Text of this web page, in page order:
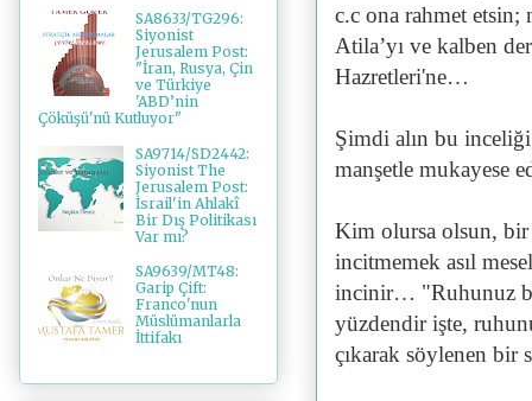
c.c ona rahmet
Atila’yı ve kalben
Hazretleri'ne…
Şimdi alın bu
manşetle mukayese
Kim olursa olsun, bir
incitmemek asıl
incinir… "Ruhunuz
yüzdendir işte,
çıkarak söylenen bir
SA8633/TG296:
Siyonist
Jerusalem Post:
"İran, Rusya, Çin
ve Türkiye
'ABD’nin
Çöküşü'nü Kutluyor"
SA9714/SD2442:
Siyonist The
Jerusalem Post:
İsrail'in Ahlakî
Bir Dış Politikası
Var mı?
SA9639/MT48:
Garip Çift:
Franco'nun
Müslümanlarla
İttifakı